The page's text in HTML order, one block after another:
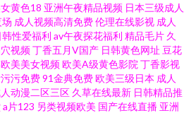
亚洲另类色情 爱就啪啪精品一区 唐人网
频网站 欧美女主播导航网 欧美一二三区最
男人撸 日韩午夜精品 九九福利视频导航 国
黄色18 亚洲午夜精品视频 日本三级成人
成人视频高清免费伦理在线影视 成人
性爱福利 av午夜探花福利 精品毛片 久
视频丁香五月V国产 日韩黄色网址 豆花
美美女视频欧美A级黄色影院 丁香影视
污免费91金典免费欧美三级日本 成人
动漫二区三区 久草在线最新 日韩精品推
a片123 另类视频欧美 国产在线直播 亚洲